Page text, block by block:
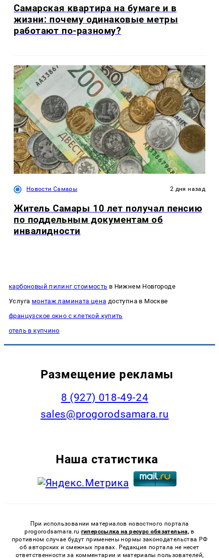
Самарская квартира на бумаге и в
жизни: почему одинаковые метры
работают по-разному?
Новости Самары 2 дня назад
Житель Самары 10 лет получал пенсию
по поддельным документам об
инвалидности
карбоновый пилинг стоимость в Нижнем Новгороде
Услуга монтаж ламината цена доступна в Москве
французское окно с клеткой купить
отель в купчино
Размещение рекламы
8 (927) 018-49-24
sales@progorodsamara.ru
Наша статистика
При использовании материалов новостного портала
progorodsamara.ru гиперссылка на ресурс обязательна, в
противном случае будут применены нормы законодательства РФ
об авторских и смежных правах. Редакция портала не несет
ответственности за комментарии и материалы пользователей,